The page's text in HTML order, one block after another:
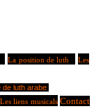
La position de luth
Les
de luth arabe
Les liens musicals Contact